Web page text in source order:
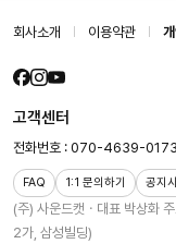
회사소개 이용약관
(주) 사운드캣ㆍ대표 박상화
2가, 삼성빌딩)
고객센터
전화번호 : 070-4639-0173
FAQ 1:1 문의하기 공지